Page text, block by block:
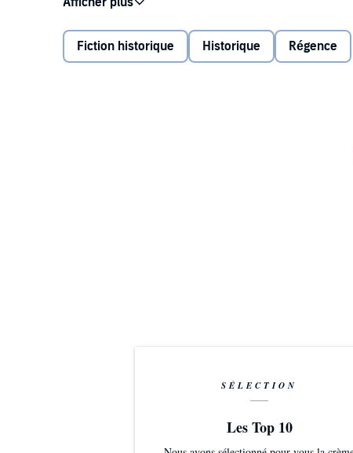
News that his errant son has fought a duel with a
decrees that Will must marry. The earl's eye lights
poor but socially ambitious father who cares only
Their new home, on the wild coast of Devonshire,
nation. Can Will and Connie overcome the forces
Fiction historique Historique Régence
SÉLECTION
Les Top 10